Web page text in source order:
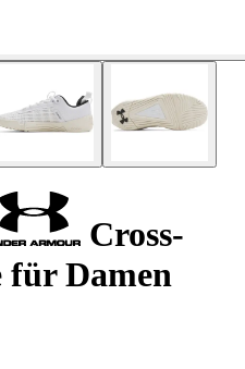
Cross-
für Damen